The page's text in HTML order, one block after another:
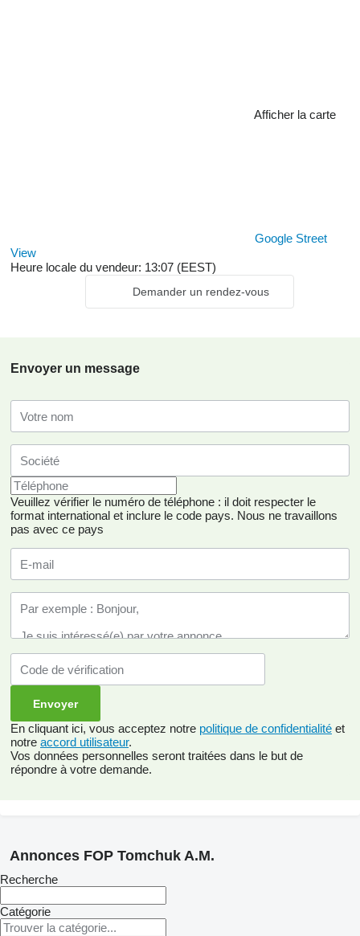
Afficher la carte
Google Street
View
Heure locale du vendeur: 13:07 (EEST)
Demander un rendez-vous
Envoyer un message
Veuillez vérifier le numéro de téléphone : il doit respecter le
format international et inclure le code pays. Nous ne travaillons
pas avec ce pays
En cliquant ici, vous acceptez notre politique de confidentialité et
notre accord utilisateur.
Vos données personnelles seront traitées dans le but de
répondre à votre demande.
Annonces FOP Tomchuk A.M.
Recherche
Catégorie